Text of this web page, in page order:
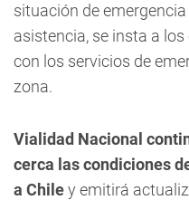
situación de
asistencia, se insta a
con los servicios de
zona.
Vialidad Nacional
cerca las condiciones
a Chiley emitirá